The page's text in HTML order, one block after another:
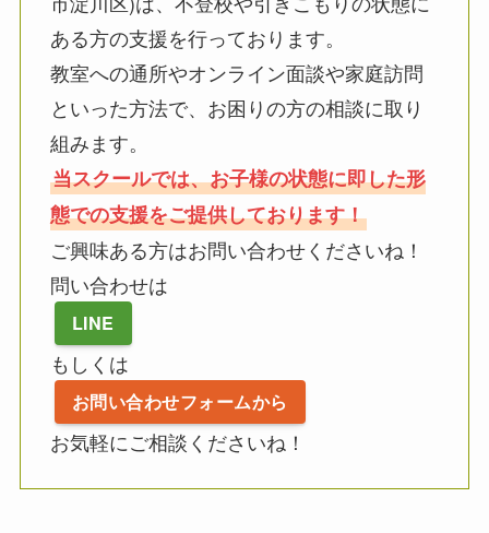
ある方の支援を行っております。
教室への通所やオンライン面談や家庭訪問
といった方法で、お困りの方の相談に取り
組みます。
当スクールでは、お子様の状態に即した形
態での支援をご提供しております！
ご興味ある方はお問い合わせくださいね！
問い合わせは
LINE
もしくは
お問い合わせフォームから
お気軽にご相談くださいね！